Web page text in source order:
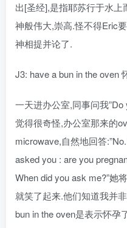
出[圣经],是指耶苏行于水
神般伟大,崇高.怪不得Eric
神相提并论了.
J3: have a bun in the oven
一天进办公室,同事问我”Do
觉得很奇怪,办公室那来的
microwave,自然地回答
asked you : are you
When did you ask me?”她
就笑了起来.他们知道我并
bun in the oven是表示怀孕